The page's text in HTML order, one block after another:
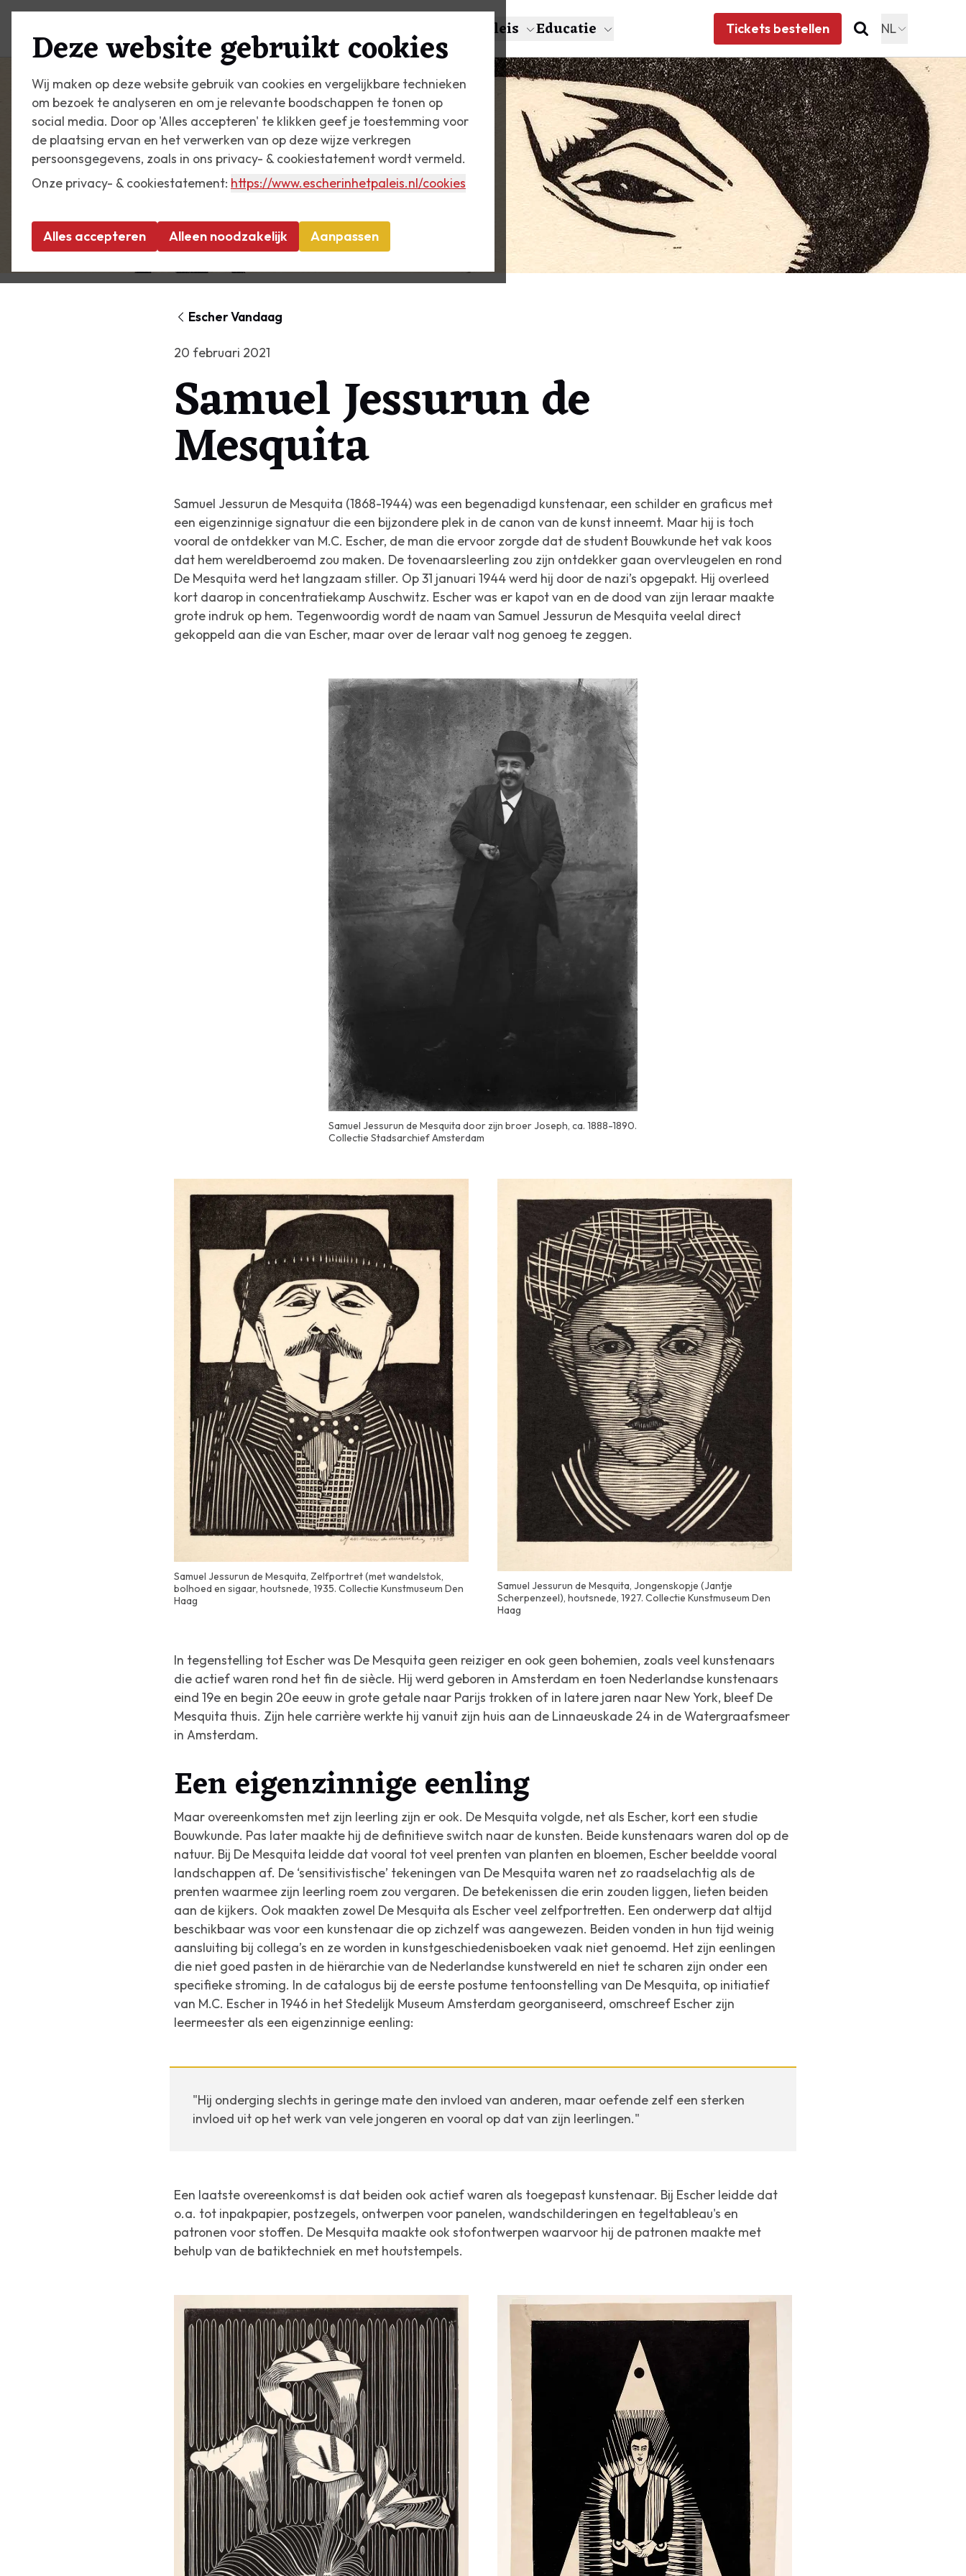
Deze website gebruikt cookies
Wij maken op deze website gebruik van cookies en vergelijkbare technieken
om bezoek te analyseren en om je relevante boodschappen te tonen op
social media. Door op 'Alles accepteren' te klikken geef je toestemming voor
de plaatsing ervan en het verwerken van op deze wijze verkregen
persoonsgegevens, zoals in ons privacy- & cookiestatement wordt vermeld.
Onze privacy- & cookiestatement: https://www.escherinhetpaleis.nl/cookies
Alles accepteren Alleen noodzakelijk Aanpassen
Plan je bezoek Zien & doen Over Escher Het Paleis Educatie Tickets bestellen NL
Escher Vandaag
20 februari 2021
Samuel Jessurun de
Mesquita
Samuel Jessurun de Mesquita (1868-1944) was een begenadigd kunstenaar, een schilder en graficus met
een eigenzinnige signatuur die een bijzondere plek in de canon van de kunst inneemt. Maar hij is toch
vooral de ontdekker van M.C. Escher, de man die ervoor zorgde dat de student Bouwkunde het vak koos
dat hem wereldberoemd zou maken. De tovenaarsleerling zou zijn ontdekker gaan overvleugelen en rond
De Mesquita werd het langzaam stiller. Op 31 januari 1944 werd hij door de nazi’s opgepakt. Hij overleed
kort daarop in concentratiekamp Auschwitz. Escher was er kapot van en de dood van zijn leraar maakte
grote indruk op hem. Tegenwoordig wordt de naam van Samuel Jessurun de Mesquita veelal direct
gekoppeld aan die van Escher, maar over de leraar valt nog genoeg te zeggen.
Samuel Jessurun de Mesquita door zijn broer Joseph, ca. 1888-1890.
Collectie Stadsarchief Amsterdam
Samuel Jessurun de Mesquita, Zelfportret (met wandelstok,
bolhoed en sigaar, houtsnede, 1935. Collectie Kunstmuseum Den
Haag
Samuel Jessurun de Mesquita, Jongenskopje (Jantje
Scherpenzeel), houtsnede, 1927. Collectie Kunstmuseum Den
Haag
In tegenstelling tot Escher was De Mesquita geen reiziger en ook geen bohemien, zoals veel kunstenaars
die actief waren rond het fin de siècle. Hij werd geboren in Amsterdam en toen Nederlandse kunstenaars
eind 19e en begin 20e eeuw in grote getale naar Parijs trokken of in latere jaren naar New York, bleef De
Mesquita thuis. Zijn hele carrière werkte hij vanuit zijn huis aan de Linnaeuskade 24 in de Watergraafsmeer
in Amsterdam.
Een eigenzinnige eenling
Maar overeenkomsten met zijn leerling zijn er ook. De Mesquita volgde, net als Escher, kort een studie
Bouwkunde. Pas later maakte hij de definitieve switch naar de kunsten. Beide kunstenaars waren dol op de
natuur. Bij De Mesquita leidde dat vooral tot veel prenten van planten en bloemen, Escher beeldde vooral
landschappen af. De ‘sensitivistische’ tekeningen van De Mesquita waren net zo raadselachtig als de
prenten waarmee zijn leerling roem zou vergaren. De betekenissen die erin zouden liggen, lieten beiden
aan de kijkers. Ook maakten zowel De Mesquita als Escher veel zelfportretten. Een onderwerp dat altijd
beschikbaar was voor een kunstenaar die op zichzelf was aangewezen. Beiden vonden in hun tijd weinig
aansluiting bij collega’s en ze worden in kunstgeschiedenisboeken vaak niet genoemd. Het zijn eenlingen
die niet goed pasten in de hiërarchie van de Nederlandse kunstwereld en niet te scharen zijn onder een
specifieke stroming. In de catalogus bij de eerste postume tentoonstelling van De Mesquita, op initiatief
van M.C. Escher in 1946 in het Stedelijk Museum Amsterdam georganiseerd, omschreef Escher zijn
leermeester als een eigenzinnige eenling:
"Hij onderging slechts in geringe mate den invloed van anderen, maar oefende zelf een sterken
invloed uit op het werk van vele jongeren en vooral op dat van zijn leerlingen."
Een laatste overeenkomst is dat beiden ook actief waren als toegepast kunstenaar. Bij Escher leidde dat
o.a. tot inpakpapier, postzegels, ontwerpen voor panelen, wandschilderingen en tegeltableau's en
patronen voor stoffen. De Mesquita maakte ook stofontwerpen waarvoor hij de patronen maakte met
behulp van de batiktechniek en met houtstempels.